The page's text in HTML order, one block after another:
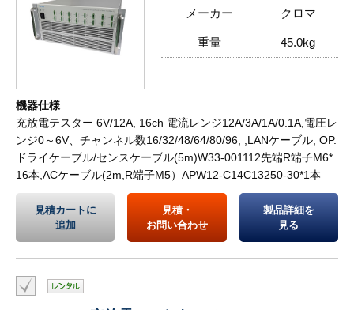
メーカー クロマ
重量 45.0kg
機器仕様
充放電テスター 6V/12A, 16ch 電流レンジ12A/3A/1A/0.1A,電圧レ
ンジ0～6V、チャンネル数16/32/48/64/80/96, ,LANケーブル, OP.
ドライケーブル/センスケーブル(5m)W33-001112先端R端子M6*
16本,ACケーブル(2m,R端子M5）APW12-C14C13250-30*1本
見積カートに
追加
見積・
お問い合わせ
製品詳細を
見る